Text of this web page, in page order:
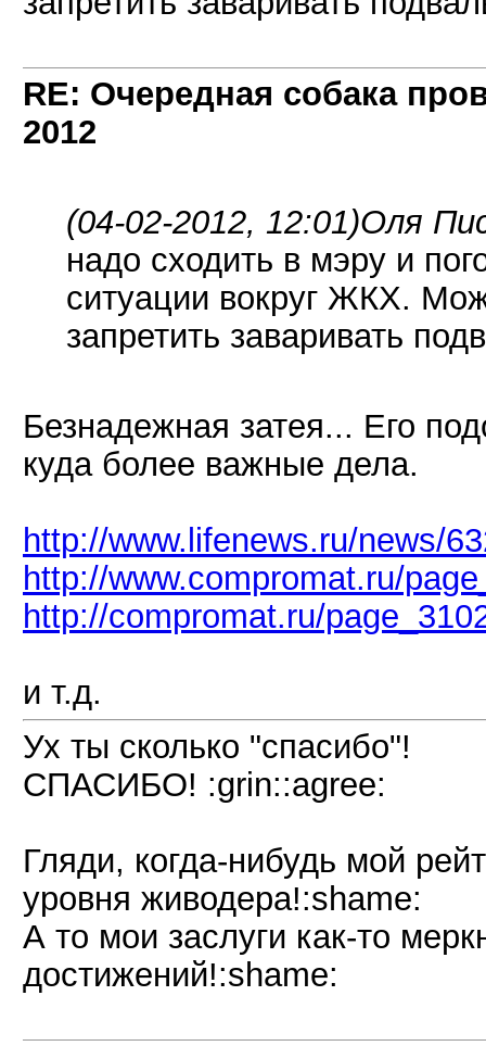
RE: Очередная собака
2012
(04-02-2012, 12:01)Оля
надо сходить в мэру и
ситуации вокруг ЖКХ.
запретить заваривать
Безнадежная затея... Его
куда более важные дела.
http://www.lifenews.ru/news/
http://www.compromat.ru/
http://compromat.ru/
и т.д.
Ух ты сколько "спасибо"!
СПАСИБО! :grin::agree:
Гляди, когда-нибудь мой
уровня живодера!:shame:
А то мои заслуги как-то
достижений!:shame: